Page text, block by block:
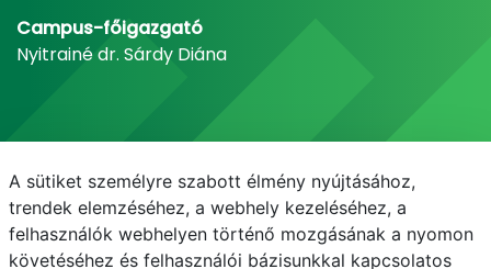
Campus-főigazgató
Nyitrainé dr. Sárdy Diána
A sütiket személyre szabott élmény nyújtásához,
trendek elemzéséhez, a webhely kezeléséhez, a
felhasználók webhelyen történő mozgásának a nyomon
követéséhez és felhasználói bázisunkkal kapcsolatos